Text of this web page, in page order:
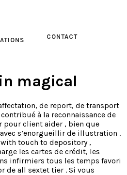
CONTACT
magical
de report, de transport
à la reconnaissance de
pour client aider , bien que
s’enorgueillir de illustration .
touch to depository ,
les cartes de crédit, les
infirmiers tous les temps favori
de all sextet tier . Si vous